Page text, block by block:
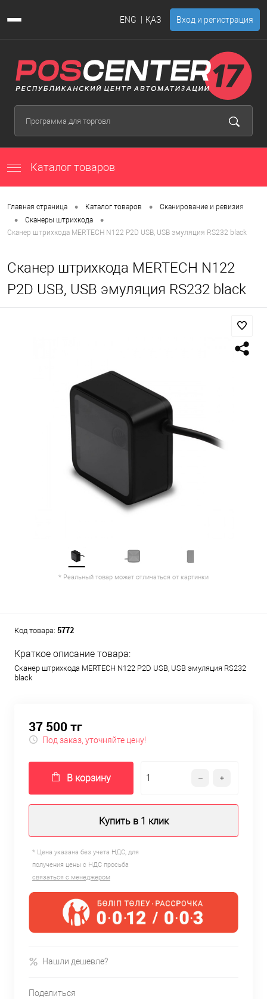
ENG ҚАЗ Вход и регистрация
Каталог товаров
Главная страница • Каталог товаров • Сканирование и ревизия
• Сканеры штрихкода •
Сканер штрихкода MERTECH N122 P2D USB, USB эмуляция RS232 black
Сканер штрихкода MERTECH N122
P2D USB, USB эмуляция RS232 black
* Реальный товар может отличаться от картинки
Код товара: 5772
Краткое описание товара:
Сканер штрихкода MERTECH N122 P2D USB, USB эмуляция RS232
black
37 500 тг
Под заказ, уточняйте цену!
В корзину
Купить в 1 клик
* Цена указана без учета НДС, для
получения цены с НДС просьба
связаться с менеджером
Нашли дешевле?
Поделиться